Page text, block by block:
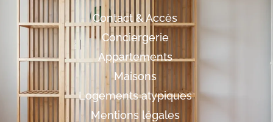
Contact & Accès
Conciergerie
Appartements
Maisons
Logements atypiques
Mentions légales